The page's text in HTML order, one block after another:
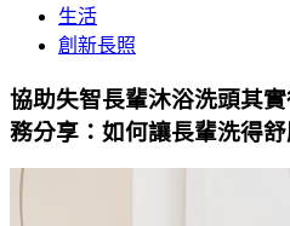
生活
創新長照
協助失智長輩沐浴洗頭其
務分享：如何讓長輩洗得舒